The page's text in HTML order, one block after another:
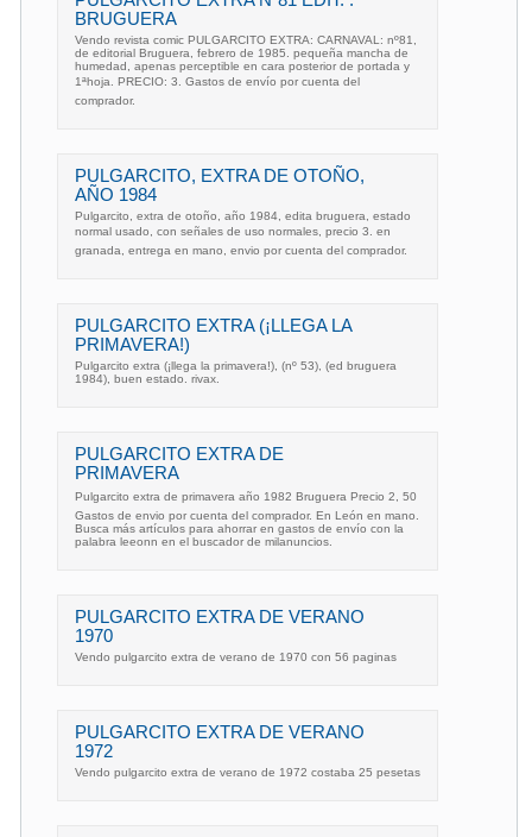
BRUGUERA
Vendo revista comic PULGARCITO EXTRA: CARNAVAL: nº81,
de editorial Bruguera, febrero de 1985. pequeña mancha de
humedad, apenas perceptible en cara posterior de portada y
1ªhoja. PRECIO: 3. Gastos de envío por cuenta del
comprador.
PULGARCITO, EXTRA DE OTOÑO,
AÑO 1984
Pulgarcito, extra de otoño, año 1984, edita bruguera, estado
normal usado, con señales de uso normales, precio 3. en
granada, entrega en mano, envio por cuenta del comprador.
PULGARCITO EXTRA (¡LLEGA LA
PRIMAVERA!)
Pulgarcito extra (¡llega la primavera!), (nº 53), (ed bruguera
1984), buen estado. rivax.
PULGARCITO EXTRA DE
PRIMAVERA
Pulgarcito extra de primavera año 1982 Bruguera Precio 2, 50
Gastos de envio por cuenta del comprador. En León en mano.
Busca más artículos para ahorrar en gastos de envío con la
palabra leeonn en el buscador de milanuncios.
PULGARCITO EXTRA DE VERANO
1970
Vendo pulgarcito extra de verano de 1970 con 56 paginas
PULGARCITO EXTRA DE VERANO
1972
Vendo pulgarcito extra de verano de 1972 costaba 25 pesetas